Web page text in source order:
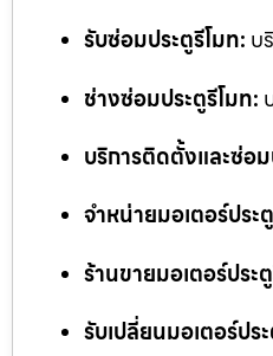
รับซ่อมประตูรีโมท: บ
ช่างซ่อมประตูรีโมท:
บริการติดตั้งและซ่อ
จำหน่ายมอเตอร์ประ
ร้านขายมอเตอร์ประ
รับเปลี่ยนมอเตอร์ปร